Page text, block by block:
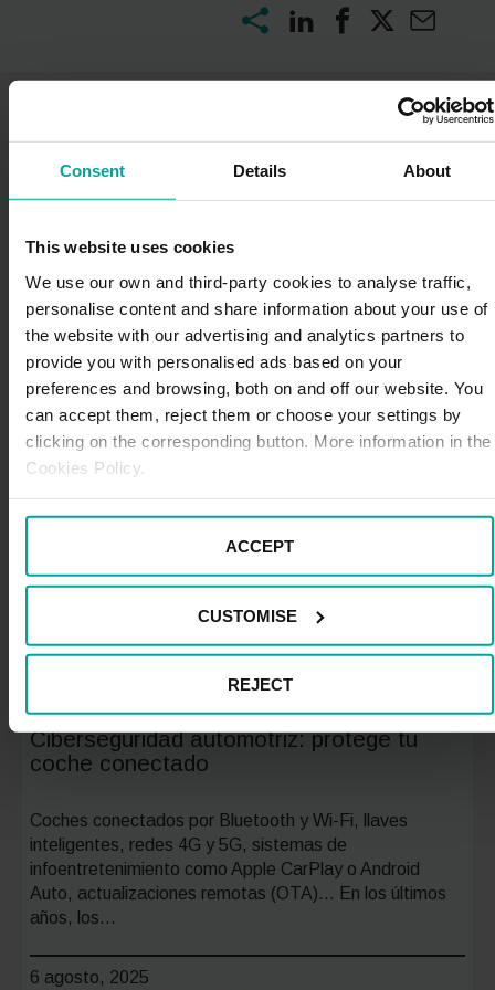
Consent Details About
This website uses cookies
We use our own and third-party cookies to analyse traffic,
personalise content and share information about your use of
the website with our advertising and analytics partners to
provide you with personalised ads based on your
preferences and browsing, both on and off our website. You
can accept them, reject them or choose your settings by
clicking on the corresponding button. More information in the
Cookies Policy.
ACCEPT
CUSTOMISE
REJECT
También te puede gustar
Ciberseguridad automotriz: protege tu
coche conectado
Coches conectados por Bluetooth y Wi-Fi, llaves
inteligentes, redes 4G y 5G, sistemas de
infoentretenimiento como Apple CarPlay o Android
Auto, actualizaciones remotas (OTA)… En los últimos
años, los…
6 agosto, 2025